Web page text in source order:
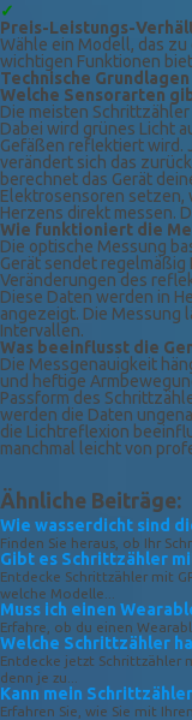
✓
Preis-Leistungs-
Wähle ein Modell, das
wichtigen Funktionen
Technische
Welche Sensorarten
Die meisten
Dabei wird grünes Licht
Gefäßen reflektiert wird.
verändert sich das
berechnet das Gerät
Elektrosensoren setzen,
Herzens direkt messen.
Wie funktioniert die
Die optische Messung
Gerät sendet
Veränderungen des
Diese Daten werden in
angezeigt. Die Messung
Intervallen.
Was beeinflusst die
Die Messgenauigkeit
und heftige
Passform des
werden die Daten
die Lichtreflexion
manchmal leicht von
Ähnliche Beiträge:
Wie wasserdicht sind
Finden Sie heraus, ob Ihr
Gibt es Schrittzähler
Entdecke Schrittzähler mit
welche Modelle...
Muss ich einen
Erfahre, ob du einen
Welche Schrittzähler
Entdecke jetzt Schrittzähler
denn je zu...
Kann mein
Erfahren Sie, wie Sie mit